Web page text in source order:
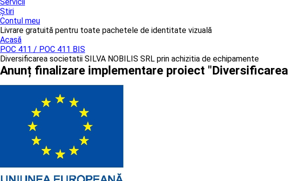
Servicii
Știri
Contul meu
Livrare gratuită pentru toate pachetele de identitate vizuală
Acasă
POC 411 / POC 411 BIS
Diversificarea societatii SILVA NOBILIS SRL prin achizitia de echipamente
Anunț finalizare implementare proiect